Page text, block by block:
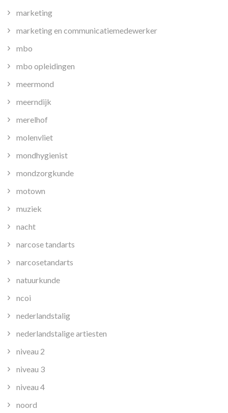
marketing
marketing en communicatiemedewerker
mbo
mbo opleidingen
meermond
meerndijk
merelhof
molenvliet
mondhygienist
mondzorgkunde
motown
muziek
nacht
narcose tandarts
narcosetandarts
natuurkunde
ncoi
nederlandstalig
nederlandstalige artiesten
niveau 2
niveau 3
niveau 4
noord